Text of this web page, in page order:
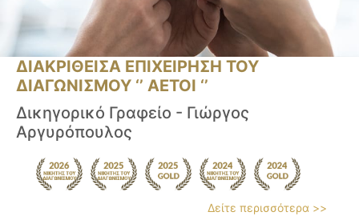
ΔΙΑΚΡΙΘΕΙΣΑ ΕΠΙΧΕΙΡΗΣΗ ΤΟΥ
ΔΙΑΓΩΝΙΣΜΟΥ ‘’ ΑΕΤΟΙ ‘’
Δικηγορικό Γραφείο - Γιώργος
Αργυρόπουλος
Δείτε περισσότερα >>